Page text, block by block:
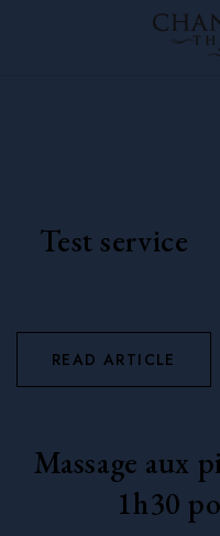
Test service
READ ARTICLE
Massage aux
1h30